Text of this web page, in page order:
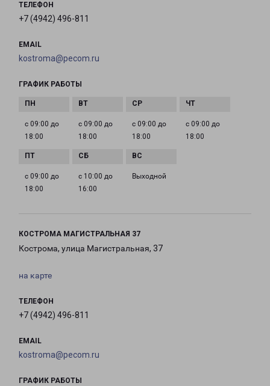
ТЕЛЕФОН
+7 (4942) 496-811
EMAIL
kostroma@pecom.ru
ГРАФИК РАБОТЫ
с 09:00 до
18:00
с 09:00 до
18:00
с 09:00 до
18:00
с 09:00 до
18:00
с 09:00 до
18:00
с 10:00 до
16:00
Выходной
КОСТРОМА МАГИСТРАЛЬНАЯ 37
Кострома, улица Магистральная, 37
на карте
ТЕЛЕФОН
+7 (4942) 496-811
EMAIL
kostroma@pecom.ru
ГРАФИК РАБОТЫ